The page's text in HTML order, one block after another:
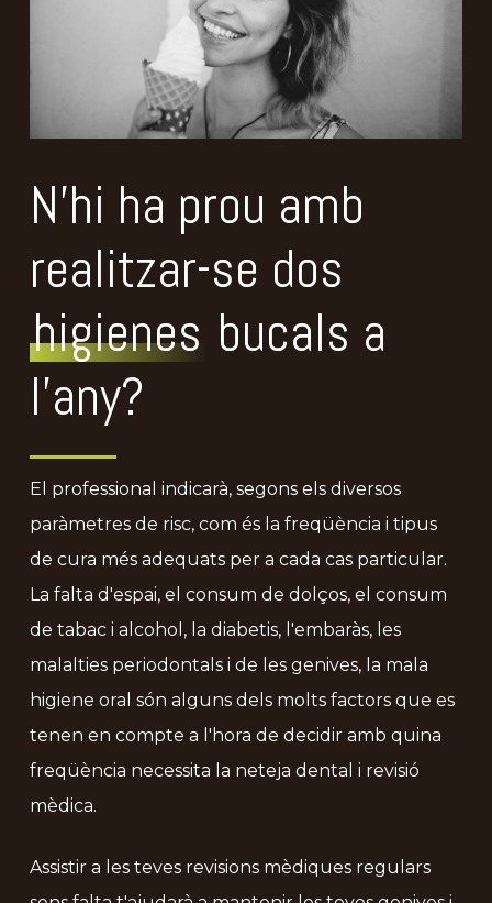
N'hi ha prou amb
realitzar-se dos
higienes bucals a
l'any?
El professional indicarà, segons els diversos
paràmetres de risc, com és la freqüència i tipus
de cura més adequats per a cada cas particular.
La falta d'espai, el consum de dolços, el consum
de tabac i alcohol, la diabetis, l'embaràs, les
malalties periodontals i de les genives, la mala
higiene oral són alguns dels molts factors que es
tenen en compte a l'hora de decidir amb quina
freqüència necessita la neteja dental i revisió
mèdica.
Assistir a les teves revisions mèdiques regulars